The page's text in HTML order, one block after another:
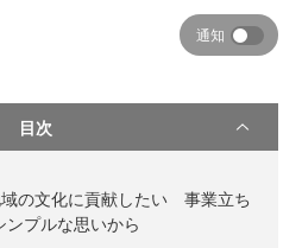
通知
目次
の文化に貢献したい 事業立ち
ンプルな思いから